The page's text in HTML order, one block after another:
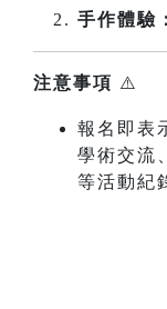
手作體驗：
注意事項 ⚠️
報名即表
學術交流
等活動紀